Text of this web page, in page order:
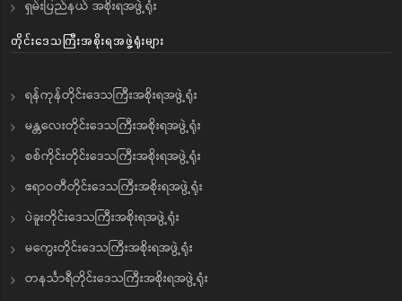
ရှမ်းပြည်နယ် အစိုးရအဖွဲ့ရုံး
တိုင်းဒေသကြီးအစိုးရအဖွဲ့ရုံးများ
ရန်ကုန်တိုင်းဒေသကြီးအစိုးရအဖွဲ့ရုံး
မန္တလေးတိုင်းဒေသကြီးအစိုးရအဖွဲ့ရုံး
စစ်ကိုင်းတိုင်းဒေသကြီးအစိုးရအဖွဲ့ရုံး
ဧရာဝတီတိုင်းဒေသကြီးအစိုးရအဖွဲ့ရုံး
ပဲခူးတိုင်းဒေသကြီးအစိုးရအဖွဲ့ရုံး
မကွေးတိုင်းဒေသကြီးအစိုးရအဖွဲ့ရုံး
တနင်္သာရီတိုင်းဒေသကြီးအစိုးရအဖွဲ့ရုံး